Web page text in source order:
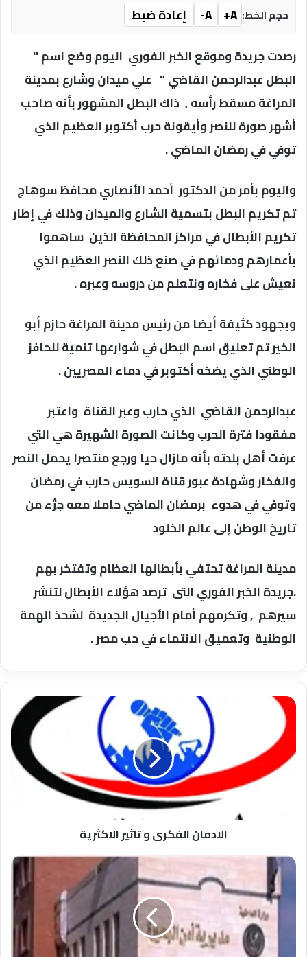
حجم الخط: A+
A-
إعادة ضبط
رصدت جريدة وموقع الخبر الفوري اليوم وضع اسم "
البطل عبدالرحمن القاضي " علي ميدان وشارع بمدينة
المراغة مسقط رأسه , ذاك البطل المشهور بأنه صاحب
أشهر صورة للنصر وأيقونة حرب أكتوبر العظيم الذي
توفي في رمضان الماضي .
واليوم بأمر من الدكتور أحمد الأنصاري محافظ سوهاج
تم تكريم البطل بتسمية الشارع والميدان وذلك في إطار
تكريم الأبطال في مراكز المحافظة الذين ساهموا
بأعمارهم ودمائهم في صنع ذلك النصر العظيم الذي
نعيش على فخاره ونتعلم من دروسه وعبره .
وبجهود كثيفة أيضا من رئيس مدينة المراغة حازم أبو
الخير تم تعليق اسم البطل في شوارعها تنمية للحافز
الوطني الذي يضخه أكتوبر في دماء المصريين .
عبدالرحمن القاضي الذي حارب وعبر القناة واعتبر
مفقودا فترة الحرب وكانت الصورة الشهيرة هي التي
عرفت أهل بلدته بأنه مازال حيا ورجع منتصرا يحمل النصر
والفخار وشهادة عبور قناة السويس حارب في رمضان
وتوفي في هدوء برمضان الماضي حاملا معه جژء من
تاريخ الوطن إلى عالم الخلود
مدينة المراغة تحتفي بأبطالها العظام وتفتخر بهم
.جريدة الخبر الفوري التى ترصد هؤلاء الأبطال لتنشر
سيرهم , وتكرمهم أمام الأجيال الجديدة لشحذ الهمة
الوطنية وتعميق الانتماء في حب مصر .
الادمان
الفكرى
الاكثرية
الادمان الفكرى و تاثير الاكثرية
حادث
مروع
اصابه
١٠اشخاص